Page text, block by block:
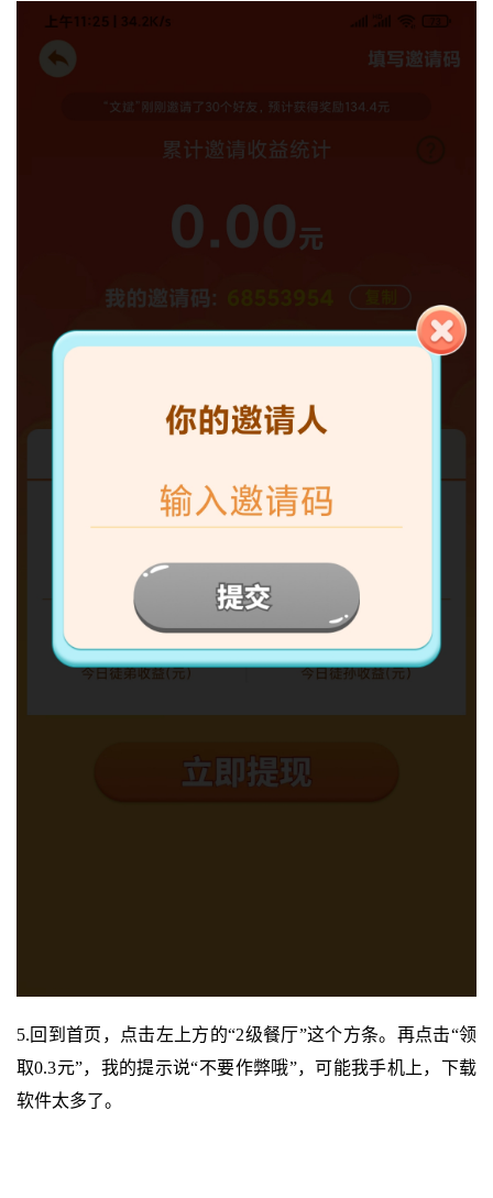
5.回到首页，点击左上方的“2级餐厅”这个方条。再点击“领
取0.3元”，我的提示说“不要作弊哦”，可能我手机上，下载
软件太多了。